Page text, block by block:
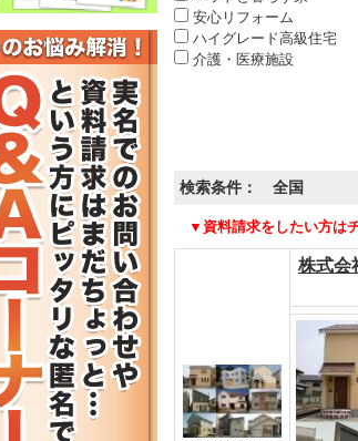
安心リフォーム
ハイグレード高級住宅
介護・医療施設
検索条件： 全国
▼資料請求をしたい方は
株式